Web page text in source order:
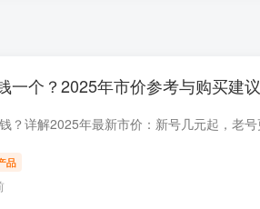
一个？2025年市价参考与购买建议
品